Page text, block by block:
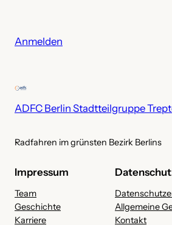
i
Anmelden
ADFC Berlin Stadtteilgruppe
Radfahren im grünsten Bezirk Berlins
Impressum
Team
Geschichte
Karriere
Allgemeine
Kontakt